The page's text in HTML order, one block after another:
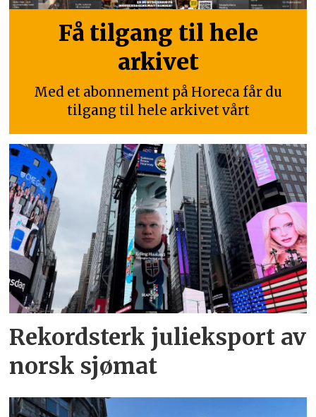
Få tilgang til hele
arkivet
Med et abonnement på Horeca får du
tilgang til hele arkivet vårt
Rekordsterk julieksport av
norsk sjømat